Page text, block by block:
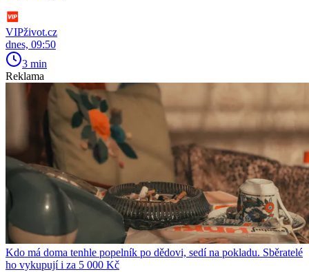
VIPživot.cz
dnes, 09:50
3 min
Reklama
Kdo má doma tenhle popelník po dědovi, sedí na pokladu. Sběratelé
ho vykupují i za 5 000 Kč